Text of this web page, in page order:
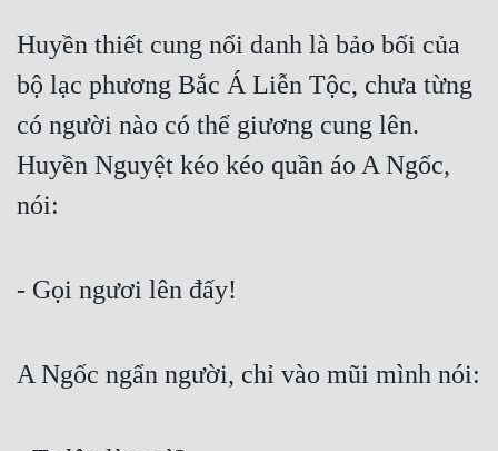
Huyền thiết cung nổi danh là bảo bối của
bộ lạc phương Bắc Á Liễn Tộc, chưa từng
có người nào có thể giương cung lên.
Huyền Nguyệt kéo kéo quần áo A Ngốc,
nói:
- Gọi ngươi lên đấy!
A Ngốc ngẩn người, chỉ vào mũi mình nói: